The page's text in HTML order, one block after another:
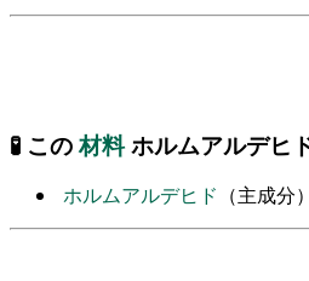
🧪 この材料ホルムアルデヒ
ホルムアルデヒド （主成分）